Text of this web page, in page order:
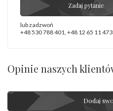
Zadaj pytanie
lub zadzwoń
+48 530 788 401, +48 12 65 11 473
Opinie naszych
Dodaj